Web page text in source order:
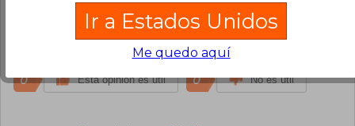
recomendado el libro, fácil de leer, interesante
relato sobre la vida de la protagonista y su
desenlace es aún mejor.
0 Esta opinión es útil 0 No es útil
Ir a Estados Unidos
Me quedo aquí